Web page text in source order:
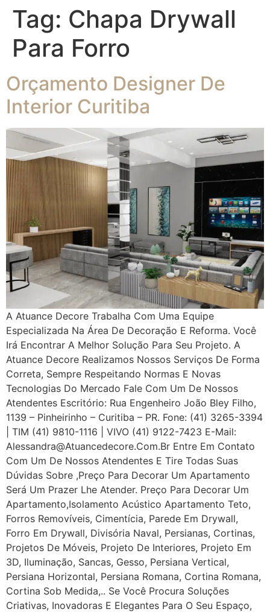
Tag: Chapa Drywall
Para Forro
Orçamento Designer De
Interior Curitiba
A Atuance Decore Trabalha Com Uma Equipe
Especializada Na Área De Decoração E Reforma. Você
Irá Encontrar A Melhor Solução Para Seu Projeto. A
Atuance Decore Realizamos Nossos Serviços De Forma
Correta, Sempre Respeitando Normas E Novas
Tecnologias Do Mercado Fale Com Um De Nossos
Atendentes Escritório: Rua Engenheiro João Bley Filho,
1139 – Pinheirinho – Curitiba – PR. Fone: (41) 3265-3394
| TIM (41) 9810-1116 | VIVO (41) 9122-7423 E-Mail:
Alessandra@atuancedecore.com.br Entre Em Contato
Com Um De Nossos Atendentes E Tire Todas Suas
Dúvidas Sobre ,Preço Para Decorar Um Apartamento
Será Um Prazer Lhe Atender. Preço Para Decorar Um
Apartamento,Isolamento Acústico Apartamento Teto,
Forros Removíveis, Cimentícia, Parede Em Drywall,
Forro Em Drywall, Divisória Naval, Persianas, Cortinas,
Projetos De Móveis, Projeto De Interiores, Projeto Em
3D, Iluminação, Sancas, Gesso, Persiana Vertical,
Persiana Horizontal, Persiana Romana, Cortina Romana,
Cortina Sob Medida,.. Se Você Procura Soluções
Criativas, Inovadoras E Elegantes Para O Seu Espaço,